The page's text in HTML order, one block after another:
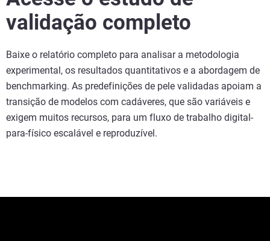
validação completo
Baixe o relatório completo para analisar a metodologia
experimental, os resultados quantitativos e a abordagem de
benchmarking. As predefinições de pele validadas apoiam a
transição de modelos com cadáveres, que são variáveis e
exigem muitos recursos, para um fluxo de trabalho digital-
para-físico escalável e reproduzível.